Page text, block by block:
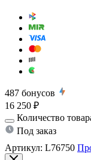
487 бонусов
16 250 ₽
Количество
Под заказ
Артикул: L76750